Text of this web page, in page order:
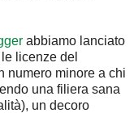
abbiamo lanciato
licenze del
numero minore a chi
una filiera sana
un decoro